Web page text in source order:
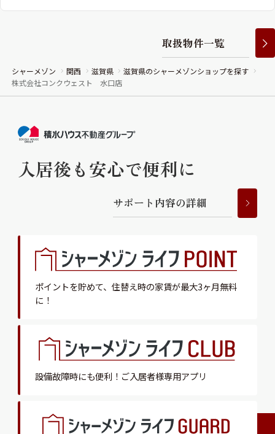
取扱物件一覧
シャーメゾン 関西 滋賀県
滋賀県のシャーメゾンショップを探す
株式会社コンクウェスト 水口店
入居後も安心で便利に
サポー ト 内容の詳細
ポイントを貯めて、 住替え時の家賃が最大3ヶ月無料
に！
設備故障時にも便利！ ご入居者様専用アプリ